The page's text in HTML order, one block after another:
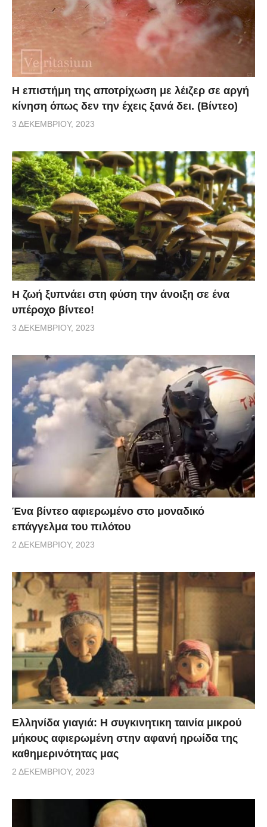
Η επιστήμη της αποτρίχωση με λέιζερ σε αργή
κίνηση όπως δεν την έχεις ξανά δει. (Βίντεο)
3 ΔΕΚΕΜΒΡΊΟΥ, 2023
Η ζωή ξυπνάει στη φύση την άνοιξη σε ένα
υπέροχο βίντεο!
3 ΔΕΚΕΜΒΡΊΟΥ, 2023
Ένα βίντεο αφιερωμένο στο μοναδικό
επάγγελμα του πιλότου
2 ΔΕΚΕΜΒΡΊΟΥ, 2023
Ελληνίδα γιαγιά: Η συγκινητικη ταινία μικρού
μήκους αφιερωμένη στην αφανή ηρωίδα της
καθημερινότητας μας
2 ΔΕΚΕΜΒΡΊΟΥ, 2023